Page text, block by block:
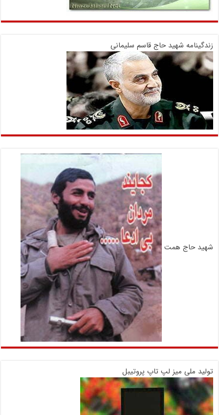
زندگینامه شهید حاج قاسم سلیمانی
شهید حاج همت
تولید ملی میز لپ تاپ پروتیبل